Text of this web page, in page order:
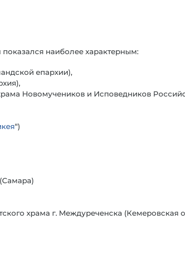
наиболее характерным:
епархии),
Новомучеников и Исповедников
“)
храма г. Междуреченска (Кемеровская